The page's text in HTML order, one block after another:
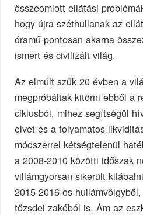
összeomlott ellátási
hogy újra széthullanak az
óramű pontosan akarna
ismert és civilizált világ.
Az elmúlt szűk 20 évben a
megpróbáltak kitörni ebből a
ciklusból, mihez segítségül
elvet és a folyamatos
módszerrel kétségtelenül
a 2008-2010 közötti időszak
villámgyorsan sikerült
2015-2016-os
tőzsdei zakóból is. Ám az